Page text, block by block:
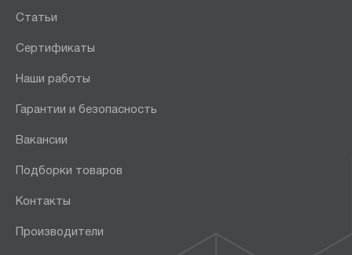
Статьи
Сертификаты
Наши работы
Гарантии и безопасность
Вакансии
Подборки товаров
Контакты
Производители